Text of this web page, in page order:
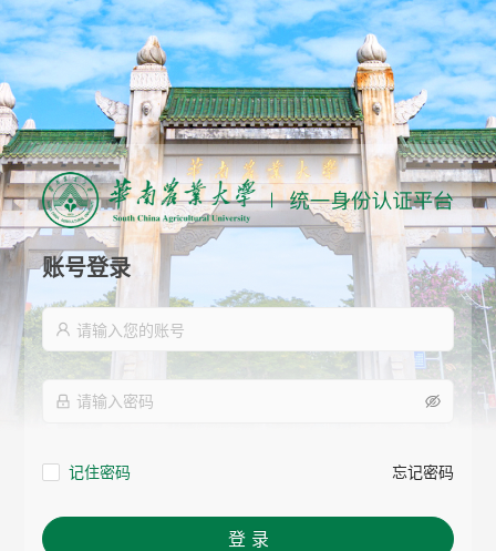
账号登录
记住密码 忘记密码
登 录